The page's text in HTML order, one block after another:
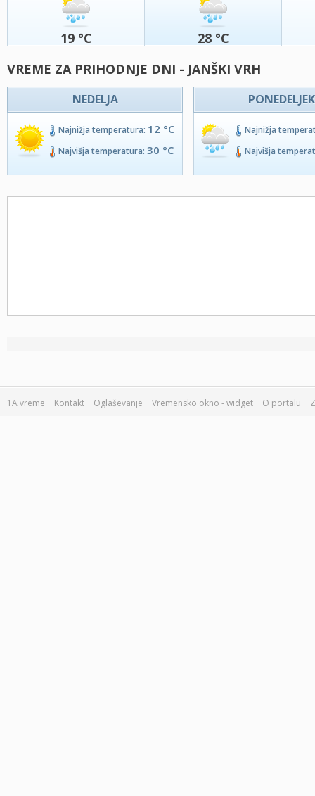
19 °C 28 °C
VREME ZA PRIHODNJE DNI - JANŠKI VRH
NEDELJA
Najnižja temperatura: 12 °C
Najvišja temperatura: 30 °C
PONEDELJEK
Najnižja
Najvišja
1A vreme Kontakt Oglaševanje Vremensko okno - widget O portalu